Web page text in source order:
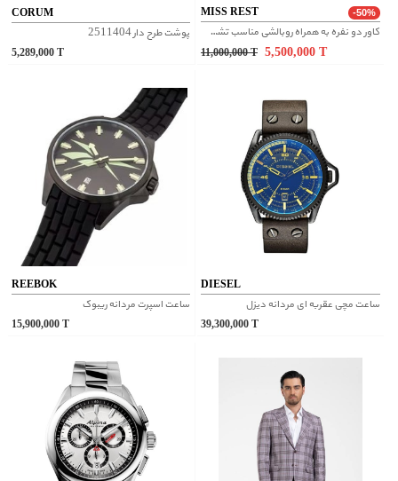
CORUM
پوشت طرح دار 2511404
5,289,000T
MISS REST -50%
کاور دو نفره به همراه روبالشی مناسب تشک سنتی ژاپنی مدل KUMO LITE سایز 140
11,000,000T 5,500,000 T
REEBOK
ساعت اسپرت مردانه ریبوک
15,900,000T
DIESEL
ساعت مچی عقربه ای مردانه دیزل
39,300,000 T